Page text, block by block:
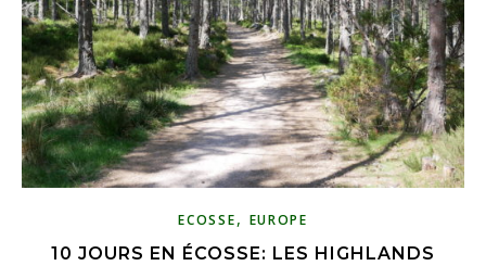
ECOSSE, EUROPE
10 JOURS EN ÉCOSSE: LES HIGHLANDS